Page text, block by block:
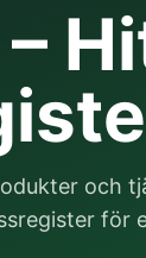
och
för